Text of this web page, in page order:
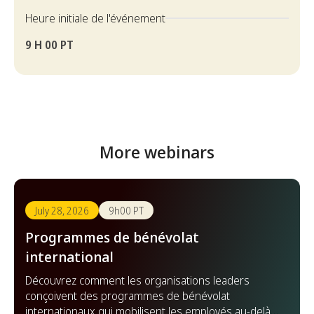
Heure initiale de l'événement
9 H 00 PT
More webinars
July 28, 2026 9h00 PT
Programmes de bénévolat
international
Découvrez comment les organisations leaders
conçoivent des programmes de bénévolat